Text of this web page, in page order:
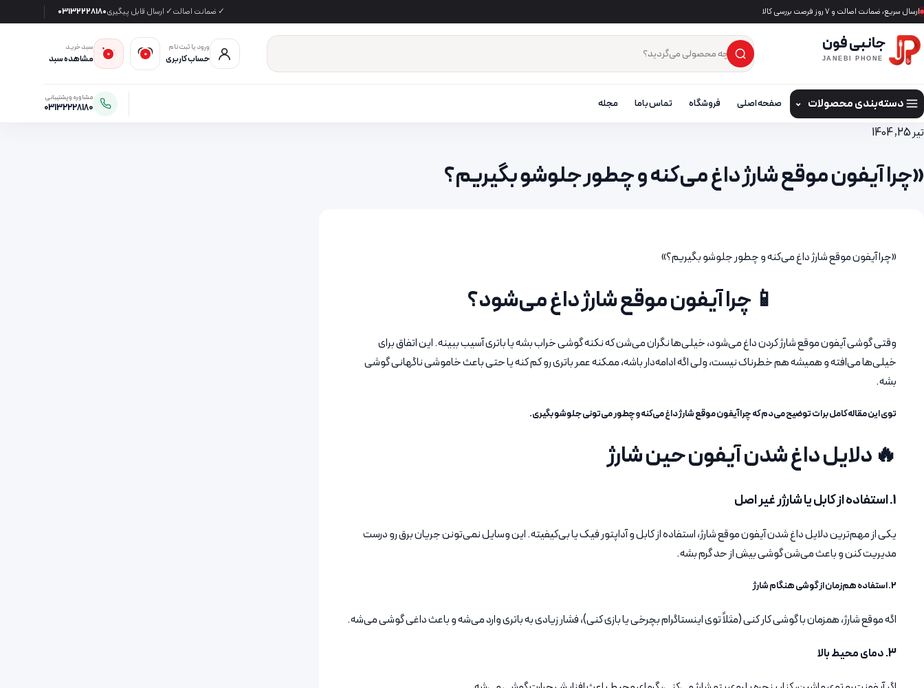
ارسال سریع، ضمانت اصالت و ۷ روز فرصت بررسی کالا ✓ ضمانت اصالت✓ ارسال قابل پیگیری03132228180
جانبی فون
JANEBI PHONE جست‌وجوی محصول
× ورود یا ثبت‌نام
حساب کاربری 0
0
سبد خرید
مشاهده سبد
دسته‌بندی محصولات ⌄ صفحه اصلی فروشگاه تماس باما مجله مشاوره و پشتیبانی
03132228180
تیر 25, 1404
«چرا آیفون موقع شارژ داغ می‌کنه و چطور جلوشو بگیریم؟
«چرا آیفون موقع شارژ داغ می‌کنه و چطور جلوشو بگیریم؟»
📱 چرا آیفون موقع شارژ داغ می‌شود؟
وقتی گوشی آیفون موقع شارژ کردن داغ می‌شود، خیلی‌ها نگران می‌شن که نکنه گوشی خراب بشه یا باتری آسیب ببینه. این اتفاق برای
خیلی‌ها می‌افته و همیشه هم خطرناک نیست، ولی اگه ادامه‌دار باشه، ممکنه عمر باتری رو کم کنه یا حتی باعث خاموشی ناگهانی گوشی
بشه.
توی این مقاله کامل برات توضیح می‌دم که چرا آیفون موقع شارژ داغ می‌کنه و چطور می‌تونی جلوشو بگیری.
🔥 دلایل داغ شدن آیفون حین شارژ
1. استفاده از کابل یا شارژر غیر اصل
یکی از مهم‌ترین دلایل داغ شدن آیفون موقع شارژ، استفاده از کابل و آداپتور فیک یا بی‌کیفیته. این وسایل نمی‌تونن جریان برق رو درست
مدیریت کنن و باعث می‌شن گوشی بیش از حد گرم بشه.
2. استفاده هم‌زمان از گوشی هنگام شارژ
اگه موقع شارژ، همزمان با گوشی کار کنی (مثلاً توی اینستاگرام بچرخی یا بازی کنی)، فشار زیادی به باتری وارد می‌شه و باعث داغی گوشی می‌شه.
3. دمای محیط بالا